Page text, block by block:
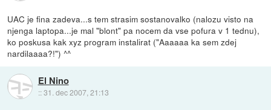
UAC je fina zadeva...s tem strasim sostanovalko (nalozu visto na
njenga laptopa...je mal "blont" pa nocem da vse pofura v 1 tednu),
ko poskusa kak xyz program instalirat ("Aaaaaa ka sem zdej
nardilaaaa?!") ^^
El Nino
::31. dec 2007, 21:13